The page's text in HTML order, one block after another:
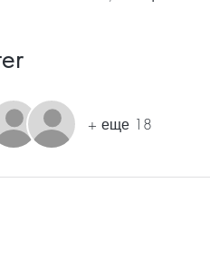
+ еще 18